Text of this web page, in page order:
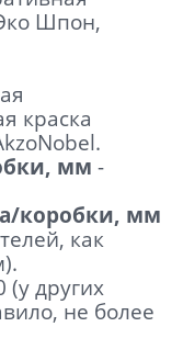
Шпон,
краска
мм -
коробки, мм
как
(у других
не более